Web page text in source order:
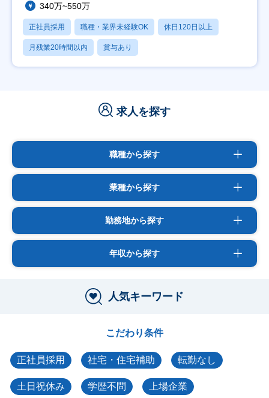
340万~550万
正社員採用 職種・業界未経験OK 休日120日以上
月残業20時間以内 賞与あり
求人を探す
職種から探す
業種から探す
勤務地から探す
年収から探す
人気キーワード
こだわり条件
正社員採用 社宅・住宅補助 転勤なし
土日祝休み 学歴不問 上場企業